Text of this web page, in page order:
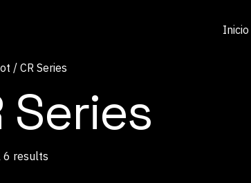
Inicio
/ CR Series
Series
6 results